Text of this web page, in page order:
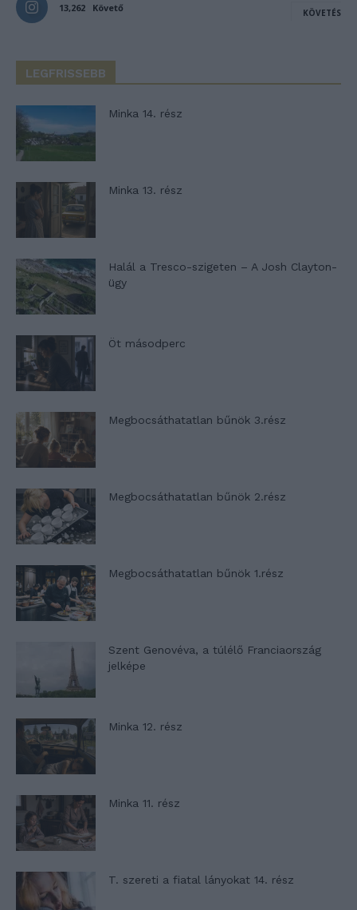
13,262 Követő KÖVETÉS
LEGFRISSEBB
Minka 14. rész
Minka 13. rész
Halál a Tresco-szigeten – A Josh Clayton-
ügy
Öt másodperc
Megbocsáthatatlan bűnök 3.rész
Megbocsáthatatlan bűnök 2.rész
Megbocsáthatatlan bűnök 1.rész
Szent Genovéva, a túlélő Franciaország
jelképe
Minka 12. rész
Minka 11. rész
T. szereti a fiatal lányokat 14. rész